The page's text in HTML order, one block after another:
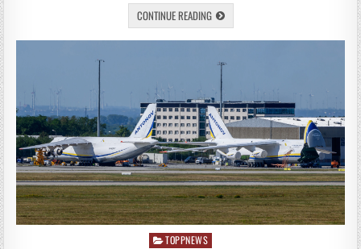
CONTINUE READING
Posted
TOPPNEWS